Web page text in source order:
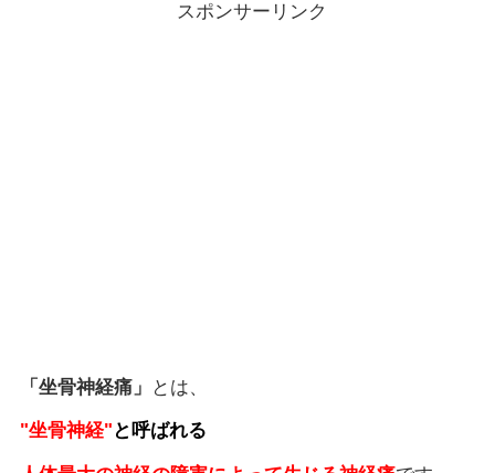
スポンサーリンク
「坐骨神経痛」 とは、
"坐骨神経" と呼ばれる